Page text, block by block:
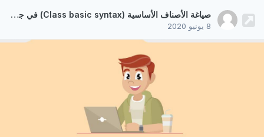
صياغة الأصناف الأساسية (Class basic syntax) في جافاسكربت
8 يونيو 2020